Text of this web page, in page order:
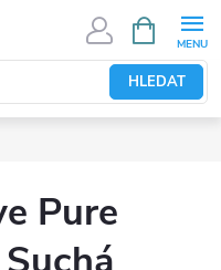
HLEDAT
NÁKUPNÍ
KOŠÍK
Pure